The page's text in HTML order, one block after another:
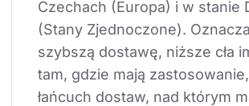
Czechach (Europa) i w stanie
(Stany Zjednoczone).
szybszą dostawę, niższe cła
tam, gdzie mają
łańcuch dostaw, nad którym